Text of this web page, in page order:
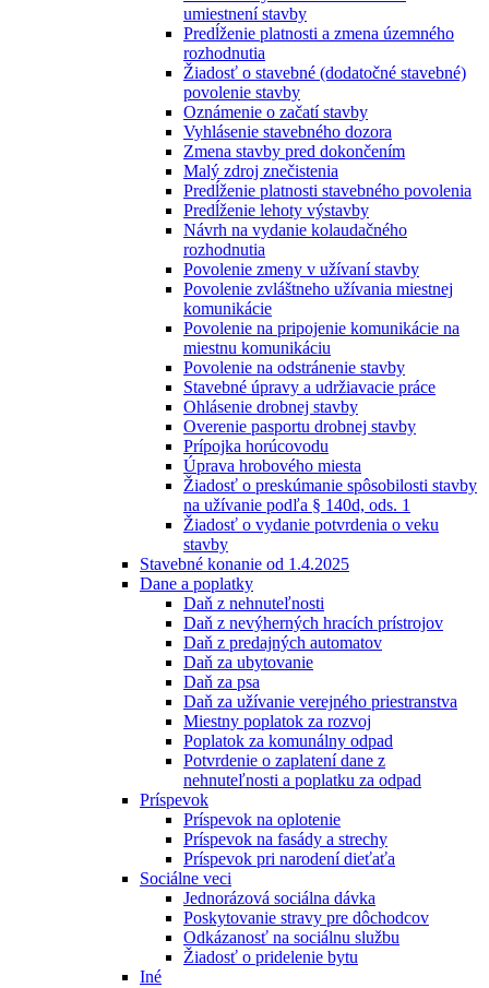
umiestnení stavby
Predĺženie platnosti a zmena územného
rozhodnutia
Žiadosť o stavebné (dodatočné stavebné)
povolenie stavby
Oznámenie o začatí stavby
Vyhlásenie stavebného dozora
Zmena stavby pred dokončením
Malý zdroj znečistenia
Predĺženie platnosti stavebného povolenia
Predĺženie lehoty výstavby
Návrh na vydanie kolaudačného
rozhodnutia
Povolenie zmeny v užívaní stavby
Povolenie zvláštneho užívania miestnej
komunikácie
Povolenie na pripojenie komunikácie na
miestnu komunikáciu
Povolenie na odstránenie stavby
Stavebné úpravy a udržiavacie práce
Ohlásenie drobnej stavby
Overenie pasportu drobnej stavby
Prípojka horúcovodu
Úprava hrobového miesta
Žiadosť o preskúmanie spôsobilosti stavby
na užívanie podľa § 140d, ods. 1
Žiadosť o vydanie potvrdenia o veku
stavby
Stavebné konanie od 1.4.2025
Dane a poplatky
Daň z nehnuteľnosti
Daň z nevýherných hracích prístrojov
Daň z predajných automatov
Daň za ubytovanie
Daň za psa
Daň za užívanie verejného priestranstva
Miestny poplatok za rozvoj
Poplatok za komunálny odpad
Potvrdenie o zaplatení dane z
nehnuteľnosti a poplatku za odpad
Príspevok
Príspevok na oplotenie
Príspevok na fasády a strechy
Príspevok pri narodení dieťaťa
Sociálne veci
Jednorázová sociálna dávka
Poskytovanie stravy pre dôchodcov
Odkázanosť na sociálnu službu
Žiadosť o pridelenie bytu
Iné